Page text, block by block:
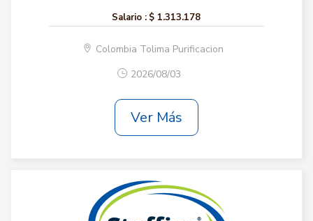
Salario : $ 1.313.178
Colombia Tolima Purificacion
2026/08/03
Ver Más